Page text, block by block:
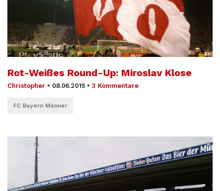
Rot-Weißes Round-Up: Miroslav Klose
Christopher • 08.06.2015 • 3 Kommentare
FC Bayern Männer